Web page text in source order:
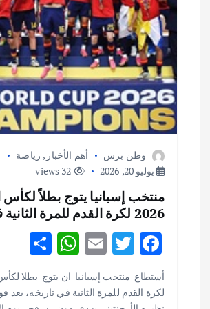
وطن برس أهم الأخبار , رياضة
يوليو 20, 2026
منتخب إسبانيا يتوج بطلاً لكأس
2026 لكرة القدم للمرة الثانية في تاريخه
F
e
T
w
it
E
m
ai
W
at
S
h
ar
لكرة القدم للمرة الثانية في تاريخه، بعد